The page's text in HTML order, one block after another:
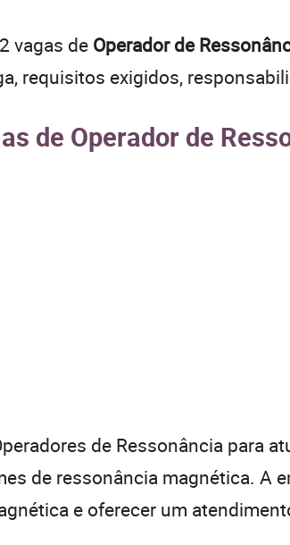
vagas de Operador de
requisitos exigidos,
de Operador de
de Ressonância para
de ressonância magnética. A
e oferecer um